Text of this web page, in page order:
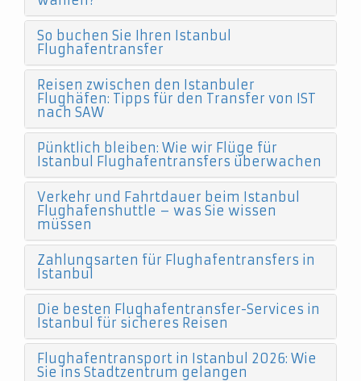
So buchen Sie Ihren Istanbul
Flughafentransfer
Reisen zwischen den Istanbuler
Flughäfen: Tipps für den Transfer von IST
nach SAW
Pünktlich bleiben: Wie wir Flüge für
Istanbul Flughafentransfers überwachen
Verkehr und Fahrtdauer beim Istanbul
Flughafenshuttle – was Sie wissen
müssen
Zahlungsarten für Flughafentransfers in
Istanbul
Die besten Flughafentransfer-Services in
Istanbul für sicheres Reisen
Flughafentransport in Istanbul 2026: Wie
Sie ins Stadtzentrum gelangen